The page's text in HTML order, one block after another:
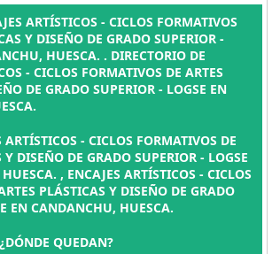
ARTÍSTICOS - CICLOS FORMATIVOS
Y DISEÑO DE GRADO SUPERIOR -
HUESCA. . DIRECTORIO DE
- CICLOS FORMATIVOS DE ARTES
DE GRADO SUPERIOR - LOGSE EN
- CICLOS FORMATIVOS DE
Y DISEÑO DE GRADO SUPERIOR - LOGSE
, ENCAJES ARTÍSTICOS - CICLOS
PLÁSTICAS Y DISEÑO DE GRADO
EN CANDANCHU, HUESCA.
QUEDAN?